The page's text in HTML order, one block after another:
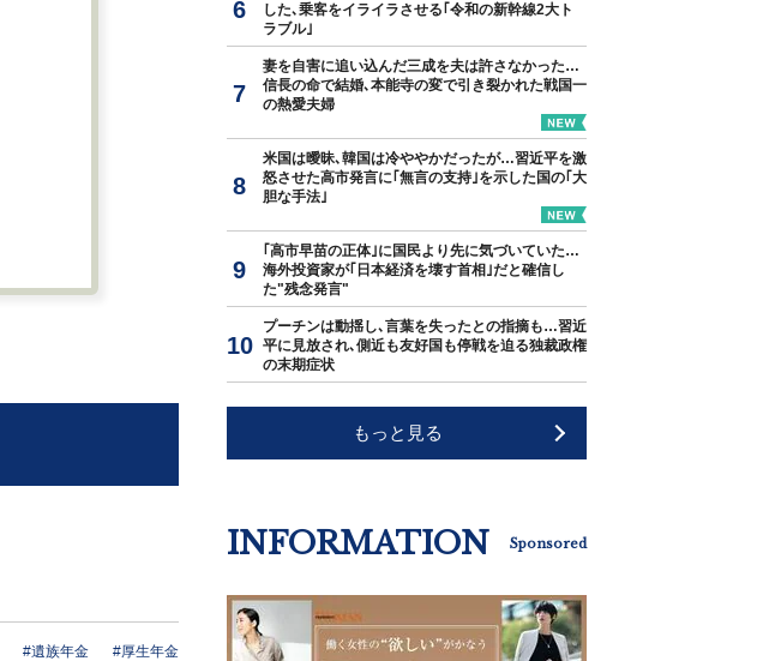
#遺族年金 #厚生年金
した､乗客をイライラさせる｢令和の新幹線2大ト
ラブル｣
妻を自害に追い込んだ三成を夫は許さなかった…
信長の命で結婚､本能寺の変で引き裂かれた戦国一
の熱愛夫婦
米国は曖昧､韓国は冷ややかだったが…習近平を激
怒させた高市発言に｢無言の支持｣を示した国の｢大
胆な手法｣
｢高市早苗の正体｣に国民より先に気づいていた…
海外投資家が｢日本経済を壊す首相｣だと確信し
た"残念発言"
プーチンは動揺し､言葉を失ったとの指摘も…習近
平に見放され､側近も友好国も停戦を迫る独裁政権
の末期症状
もっと見る
INFORMATION Sponsored